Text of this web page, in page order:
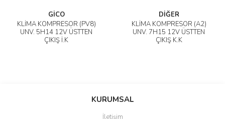
GİCO
KLİMA KOMPRESÖR (PV8)
UNV. 5H14 12V ÜSTTEN
ÇIKIŞ İ.K
DİĞER
KLİMA KOMPRESÖR (A2)
UNV. 7H15 12V ÜSTTEN
ÇIKIŞ K.K
KURUMSAL
İletişim